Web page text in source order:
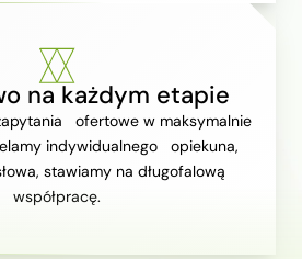
na każdym etapie
ofertowe w maksymalnie
indywidualnego opiekuna,
stawiamy na długofalową
współpracę.